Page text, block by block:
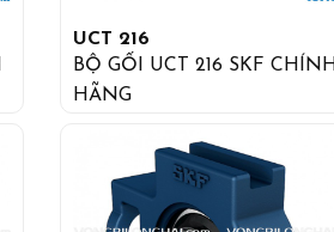
UCT 216
BỘ GỐI UCT 216 SKF CHÍNH
HÃNG